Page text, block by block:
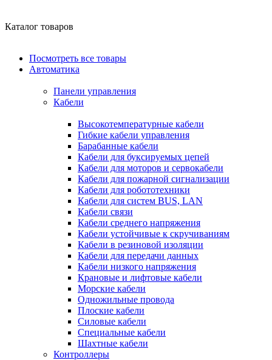
Каталог товаров
Посмотреть все товары
Автоматика
Панели управления
Кабели
Высокотемпературные кабели
Гибкие кабели управления
Барабанные кабели
Кабели для буксируемых цепей
Кабели для моторов и сервокабели
Кабели для пожарной сигнализации
Кабели для робототехники
Кабели для систем BUS, LAN
Кабели связи
Кабели среднего напряжения
Кабели устойчивые к скручиваниям
Кабели в резиновой изоляции
Кабели для передачи данных
Кабели низкого напряжения
Крановые и лифтовые кабели
Морские кабели
Одножильные провода
Плоские кабели
Силовые кабели
Специальные кабели
Шахтные кабели
Контроллеры